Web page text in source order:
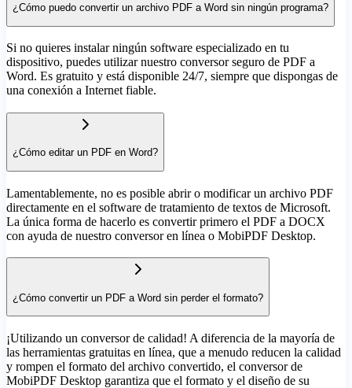
¿Cómo puedo convertir un archivo PDF a Word sin ningún programa?
Si no quieres instalar ningún software especializado en tu
dispositivo, puedes utilizar nuestro conversor seguro de PDF a
Word. Es gratuito y está disponible 24/7, siempre que dispongas de
una conexión a Internet fiable.
¿Cómo editar un PDF en Word?
Lamentablemente, no es posible abrir o modificar un archivo PDF
directamente en el software de tratamiento de textos de Microsoft.
La única forma de hacerlo es convertir primero el PDF a DOCX
con ayuda de nuestro conversor en línea o MobiPDF Desktop.
¿Cómo convertir un PDF a Word sin perder el formato?
¡Utilizando un conversor de calidad! A diferencia de la mayoría de
las herramientas gratuitas en línea, que a menudo reducen la calidad
y rompen el formato del archivo convertido, el conversor de
MobiPDF Desktop garantiza que el formato y el diseño de su